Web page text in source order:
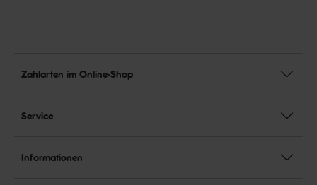
Zahlarten im Online-Shop
Service
Informationen